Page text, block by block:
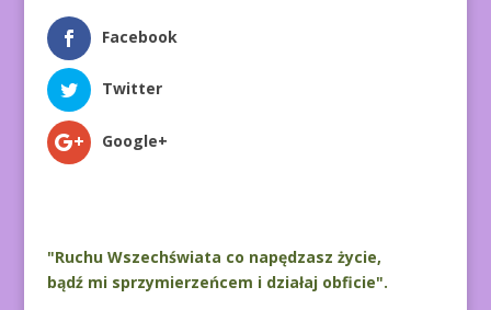
Facebook
Twitter
Google+
"Ruchu Wszechświata co napędzasz życie,
bądź mi sprzymierzeńcem i działaj obficie".